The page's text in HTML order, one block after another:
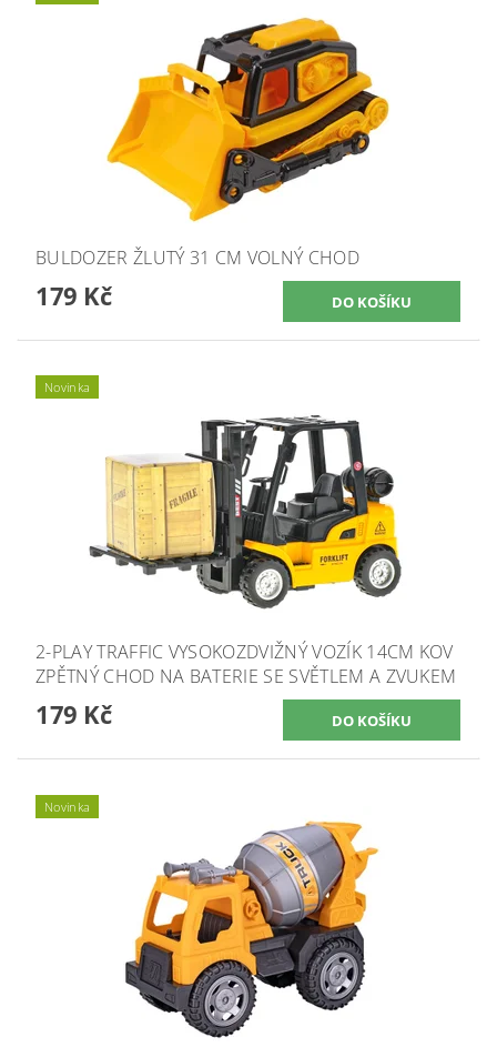
BULDOZER ŽLUTÝ 31 CM VOLNÝ CHOD
179 Kč
Novinka
2-PLAY TRAFFIC VYSOKOZDVIŽNÝ VOZÍK 14CM KOV
ZPĚTNÝ CHOD NA BATERIE SE SVĚTLEM A ZVUKEM
179 Kč
Novinka